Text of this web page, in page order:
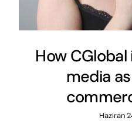
How
media
Haziran